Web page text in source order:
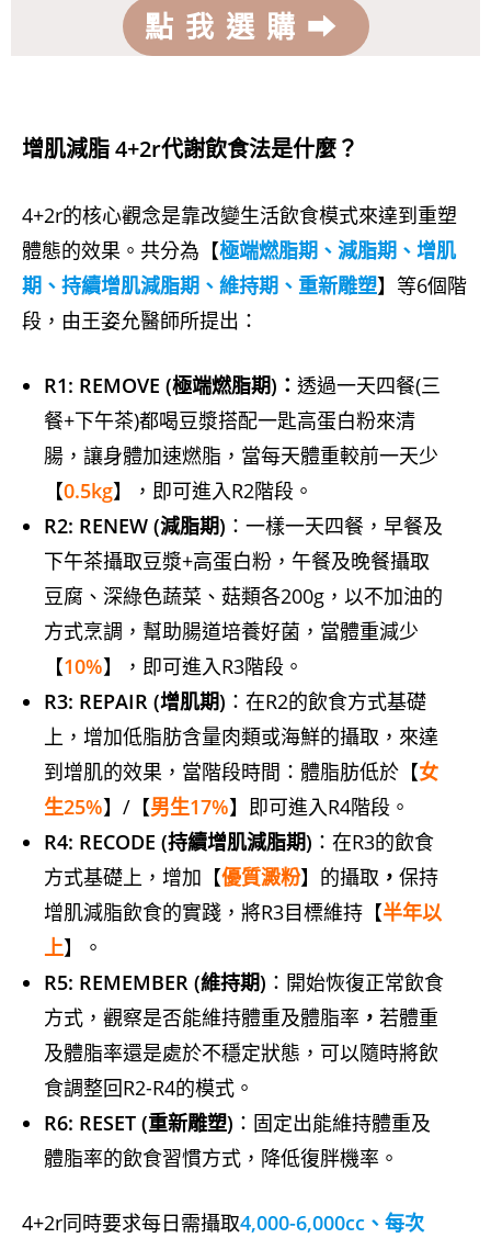
點我選購⮕
增肌減脂 4+2r代謝飲食法是什麼？
4+2r的核心觀念是靠改變生活飲食模式來達到重塑
體態的效果。共分為【極端燃脂期、減脂期、增肌
期、持續增肌減脂期、維持期、重新雕塑】等6個階
段，由王姿允醫師所提出：
R1: REMOVE (極端燃脂期)： 透過一天四餐(三
餐+下午茶)都喝豆漿搭配一匙高蛋白粉來清
腸，讓身體加速燃脂，當每天體重較前一天少
【0.5kg】，即可進入R2階段。
R2: RENEW (減脂期) ：一樣一天四餐，早餐及
下午茶攝取豆漿+高蛋白粉，午餐及晚餐攝取
豆腐、深綠色蔬菜、菇類各200g，以不加油的
方式烹調，幫助腸道培養好菌，當體重減少
【10%】，即可進入R3階段。
R3: REPAIR (增肌期) ：在R2的飲食方式基礎
上，增加低脂肪含量肉類或海鮮的攝取，來達
到增肌的效果，當階段時間：體脂肪低於【女
生25%】/【男生17%】即可進入R4階段。
R4: RECODE (持續增肌減脂期) ：在R3的飲食
方式基礎上，增加【優質澱粉】的攝取 ， 保持
增肌減脂飲食的實踐，將R3目標維持【半年以
上】。
R5: REMEMBER (維持期) ：開始恢復正常飲食
方式，觀察是否能維持體重及體脂率 ， 若體重
及體脂率還是處於不穩定狀態，可以隨時將飲
食調整回R2-R4的模式。
R6: RESET (重新雕塑) ：固定出能維持體重及
體脂率的飲食習慣方式，降低復胖機率。
4+2r同時要求每日需攝取4,000-6,000cc、每次